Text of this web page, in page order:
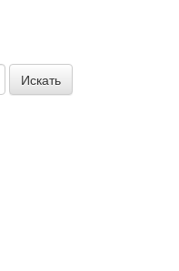
Искать